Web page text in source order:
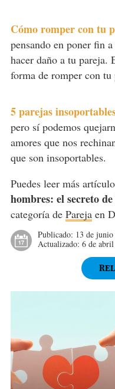
Cómo romper con tu
pensando en poner fin
hacer daño a tu pareja.
forma de romper con tu
5 parejas
pero sí podemos
amores que nos
que son insoportables.
Puedes leer más
hombres: el secreto
categoría de Parejaen
Publicado: 13 de
Actualizado: 6 de